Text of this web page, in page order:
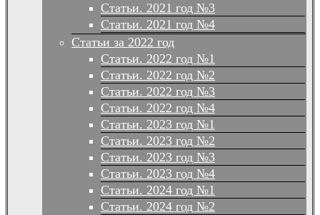
Статьи. 2021 год №3
Статьи. 2021 год №4
Статьи за 2022 год
Статьи. 2022 год №1
Статьи. 2022 год №2
Статьи. 2022 год №3
Статьи. 2022 год №4
Статьи. 2023 год №1
Статьи. 2023 год №2
Статьи. 2023 год №3
Статьи. 2023 год №4
Статьи. 2024 год №1
Статьи. 2024 год №2